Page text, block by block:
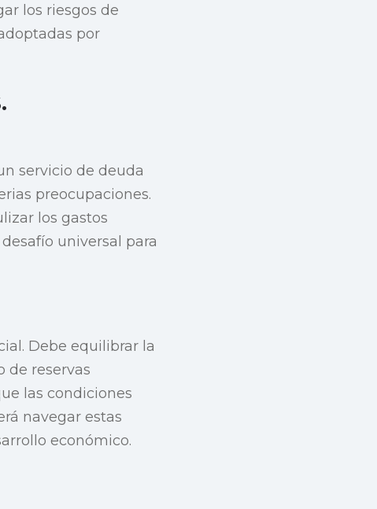
los riesgos de
por
servicio de deuda
preocupaciones.
los gastos
universal para
Debe equilibrar la
de reservas
las condiciones
navegar estas
económico.